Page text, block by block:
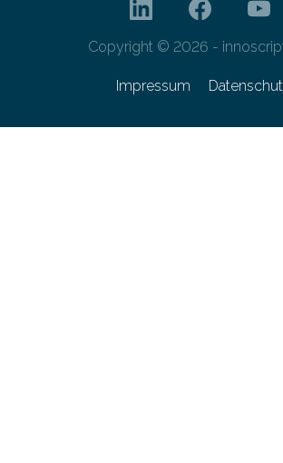
Copyright © 2026 -
Impressum